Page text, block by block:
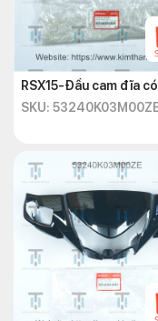
RSX15-Đầu cam đĩa
SKU: